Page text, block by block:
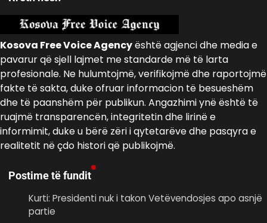
Kosova Free Voice Agencyështë agjenci dhe media e
pavarur që sjell lajmet me standarde më të larta
profesionale. Ne hulumtojmë, verifikojmë dhe raportojmë
fakte të sakta, duke ofruar informacion të besueshëm
dhe të paanshëm për publikun. Angazhimi ynë është të
ruajmë transparencën, integritetin dhe lirinë e
informimit, duke u bërë zëri i qytetarëve dhe pasqyra e
realitetit në çdo histori që publikojmë.
Postime të fundit
Kurti: Presidenti nuk i takon Vetëvendosjes apo asnjë
partie